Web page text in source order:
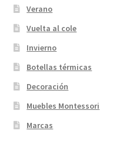
Verano
Vuelta al cole
Invierno
Botellas térmicas
Decoración
Muebles Montessori
Marcas